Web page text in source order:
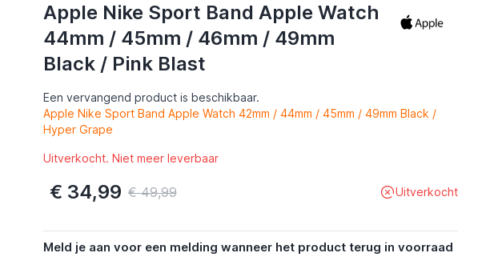
Apple Nike Sport Band Apple Watch
44mm / 45mm / 46mm / 49mm
Black / Pink Blast
Een vervangend product is beschikbaar.
Apple Nike Sport Band Apple Watch 42mm / 44mm / 45mm / 49mm Black /
Hyper Grape
Uitverkocht. Niet meer leverbaar
€ 34,99 € 49,99 Uitverkocht
Meld je aan voor een melding wanneer het product terug in voorraad